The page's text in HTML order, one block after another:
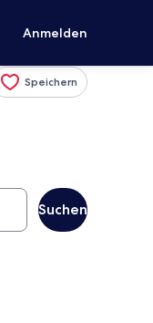
Anmelden
Speichern
Suchen